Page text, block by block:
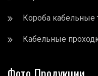
Короба кабельные
Кабельные